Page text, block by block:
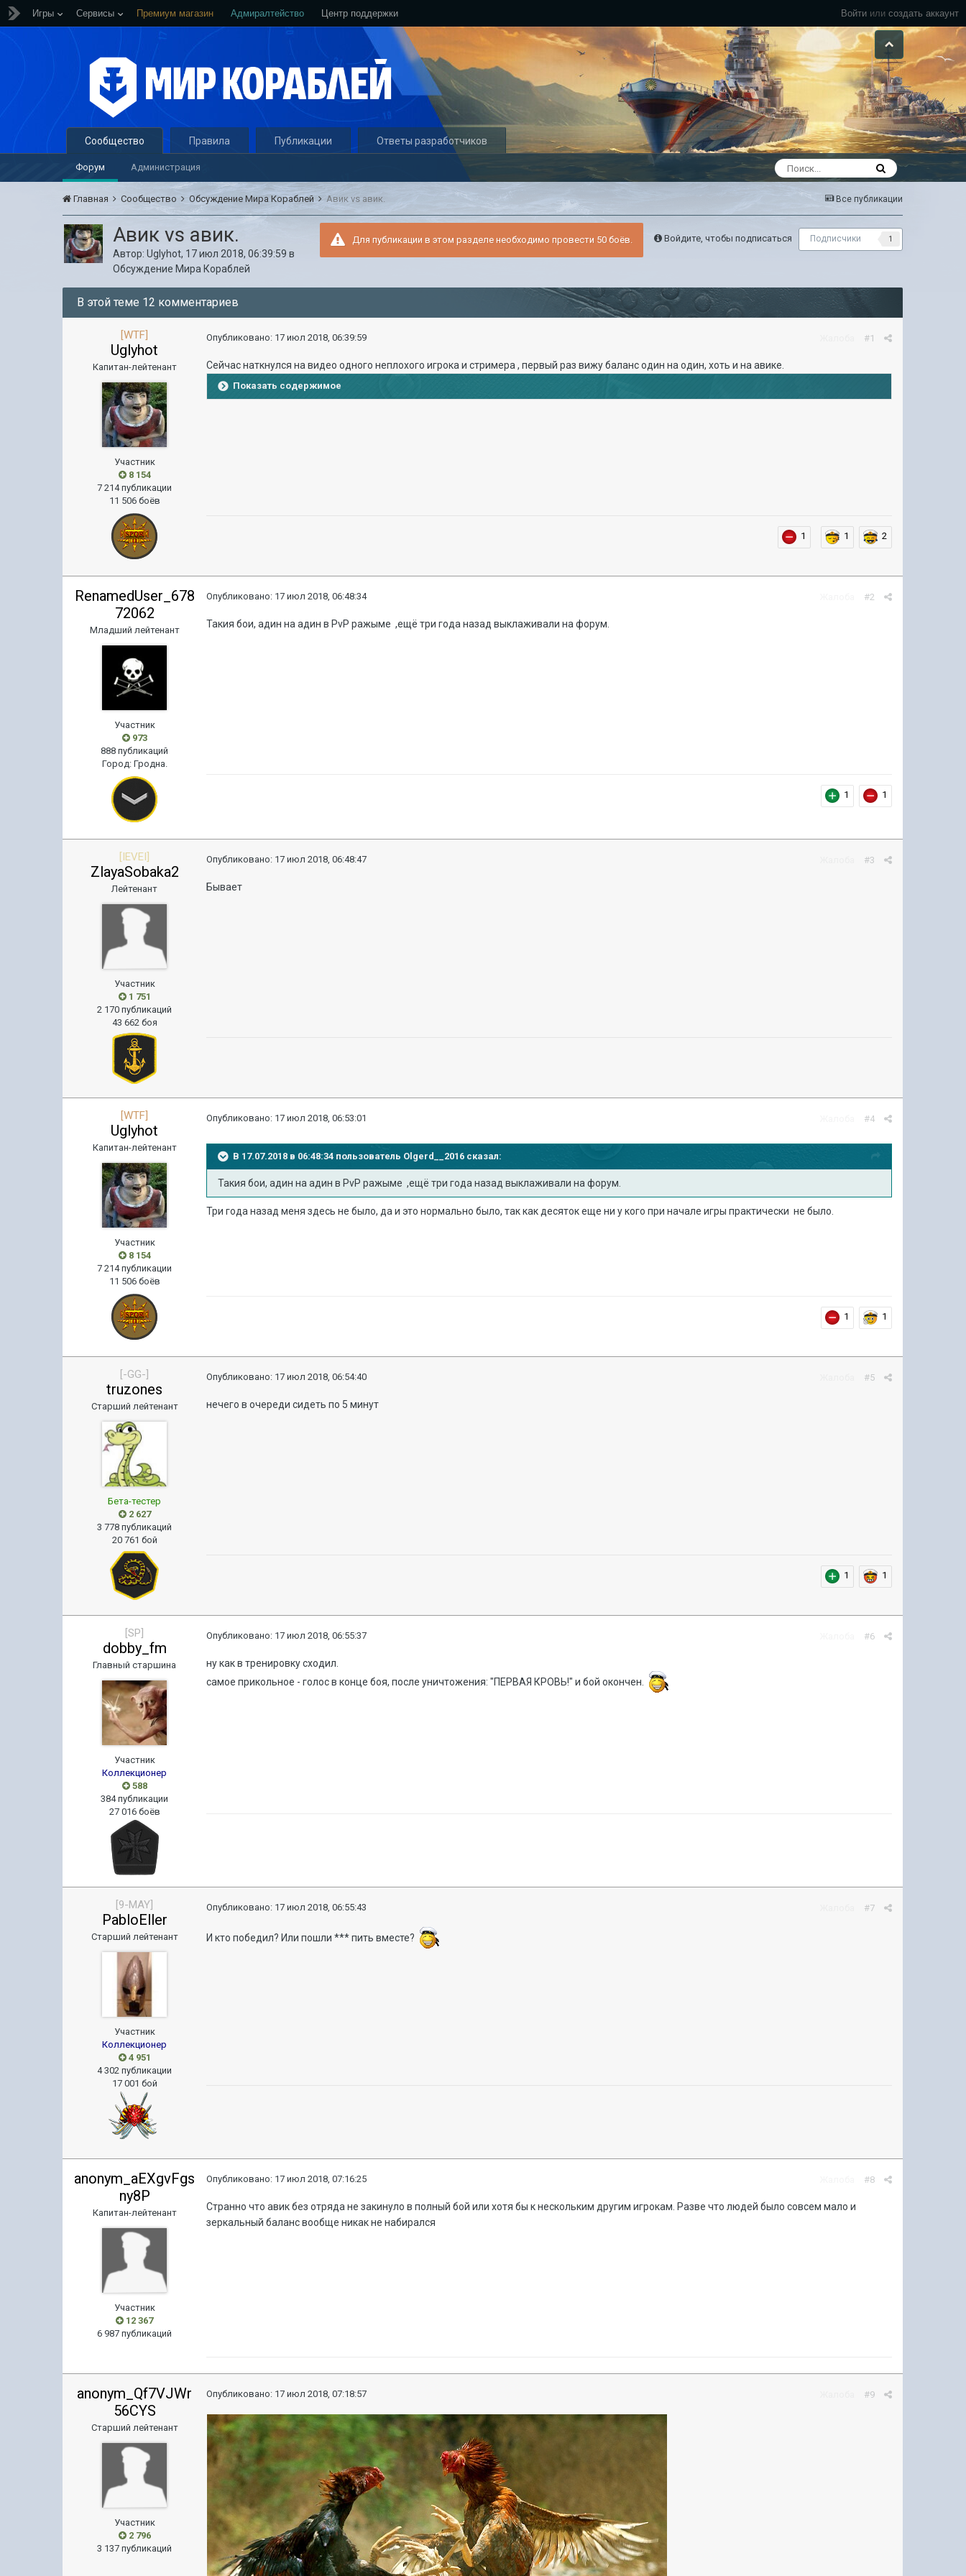
Войти или создать аккаунт
Игры Сервисы Премиум магазин Адмиралтейство Центр поддержки
Сообщество
Форум Администрация
Правила Публикации Ответы разработчиков
Все публикации
Главная Сообщество Обсуждение Мира Кораблей Авик vs авик.
Войдите, чтобы подписаться Подписчики 1
Для публикации в этом разделе необходимо провести 50 боёв.
Авик vs авик.
Автор:Uglyhot, 17 июл 2018, 06:39:59 в
Обсуждение Мира Кораблей
В этой теме 12 комментариев
[WTF]
Uglyhot
Капитан-лейтенант
Участник
8 154
7 214 публикации
11 506 боёв
#1
Опубликовано: 17 июл 2018, 06:39:59
Сейчас наткнулся на видео одного неплохого игрока и стримера , первый раз вижу баланс один на один, хоть и на авике.
Показать содержимое
1 1 2
RenamedUser_678
72062
Младший лейтенант
Участник
973
888 публикаций
Город: Гродна.
#2
Опубликовано: 17 июл 2018, 06:48:34
Такия бои, адин на адин в PvP ражыме ,ещё три года назад выклаживали на форум.
1 1
[IEVEI]
ZlayaSobaka2
Лейтенант
Участник
1 751
2 170 публикаций
43 662 боя
#3
Опубликовано: 17 июл 2018, 06:48:47
Бывает
[WTF]
Uglyhot
Капитан-лейтенант
Участник
8 154
7 214 публикации
11 506 боёв
#4
Опубликовано: 17 июл 2018, 06:53:01
В 17.07.2018 в 06:48:34 пользователь Olgerd__2016 сказал:
Такия бои, адин на адин в PvP ражыме ,ещё три года назад выклаживали на форум.
Три года назад меня здесь не было, да и это нормально было, так как десяток еще ни у кого при начале игры практически не было.
1 1
[-GG-]
truzones
Старший лейтенант
Бета-тестер
2 627
3 778 публикаций
20 761 бой
#5
Опубликовано: 17 июл 2018, 06:54:40
нечего в очереди сидеть по 5 минут
1 1
[SP]
dobby_fm
Главный старшина
Участник
Коллекционер
588
384 публикации
27 016 боёв
#6
Опубликовано: 17 июл 2018, 06:55:37
ну как в тренировку сходил.
самое прикольное - голос в конце боя, после уничтожения: "ПЕРВАЯ КРОВЬ!" и бой окончен.
[9-MAY]
PabloEller
Старший лейтенант
Участник
Коллекционер
4 951
4 302 публикации
17 001 бой
#7
Опубликовано: 17 июл 2018, 06:55:43
И кто победил? Или пошли *** пить вместе?
anonym_aEXgvFgs
ny8P
Капитан-лейтенант
Участник
12 367
6 987 публикаций
#8
Опубликовано: 17 июл 2018, 07:16:25
Странно что авик без отряда не закинуло в полный бой или хотя бы к нескольким другим игрокам. Разве что людей было совсем мало и
зеркальный баланс вообще никак не набирался
anonym_Qf7VJWr
56CYS
Старший лейтенант
Участник
2 796
3 137 публикаций
#9
Опубликовано: 17 июл 2018, 07:18:57